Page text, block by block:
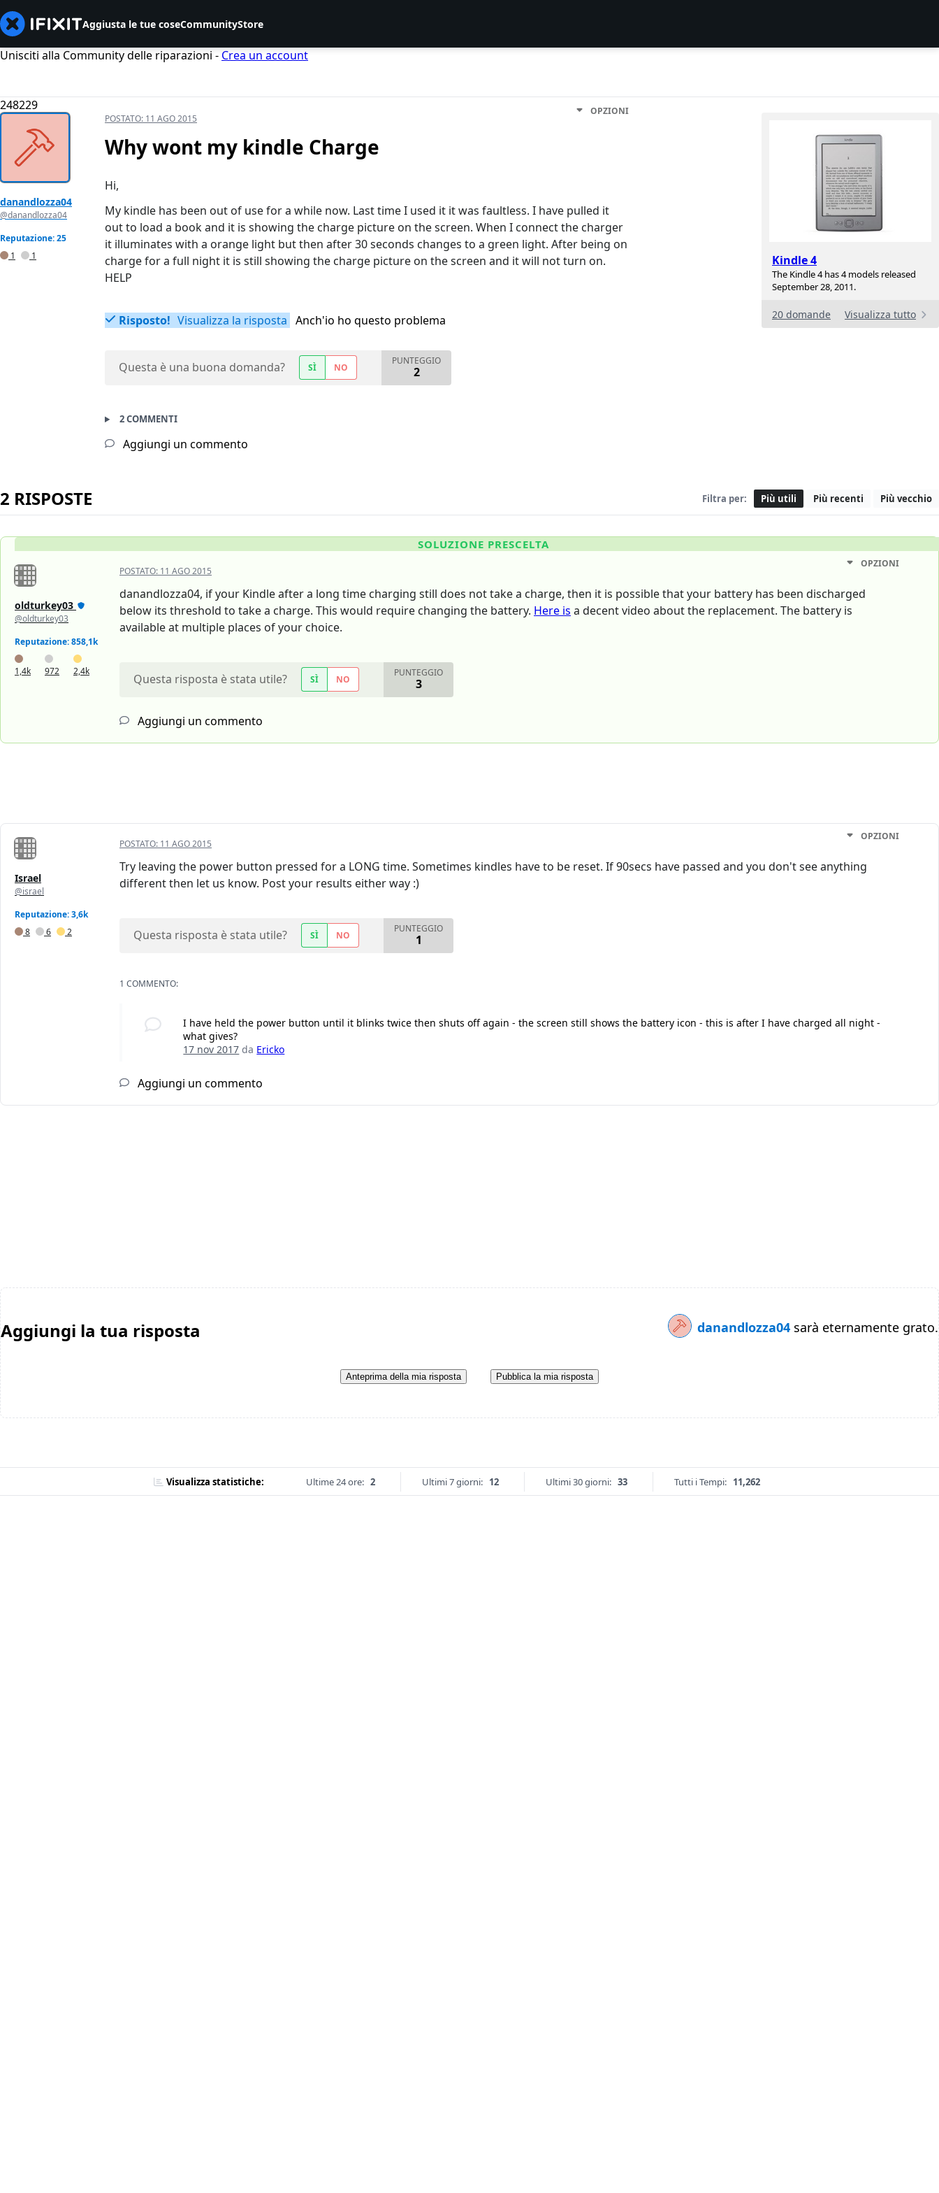
Aggiusta le tue coseCommunityStore
Unisciti alla Community delle riparazioni - Crea un account
248229
Kindle 4
The Kindle 4 has 4 models released
September 28, 2011.
20 domande Visualizza tutto
danandlozza04
@danandlozza04
Reputazione: 25
1
1
POSTATO: 11 AGO 2015
OPZIONI
Why wont my kindle Charge
Hi,
My kindle has been out of use for a while now. Last time I used it it was faultless. I have pulled it
out to load a book and it is showing the charge picture on the screen. When I connect the charger
it illuminates with a orange light but then after 30 seconds changes to a green light. After being on
charge for a full night it is still showing the charge picture on the screen and it will not turn on.
HELP
Risposto! Visualizza la risposta Anch'io ho questo problema
Questa è una buona domanda? SÌ NO
PUNTEGGIO
2
2 COMMENTI
Aggiungi un commento
2 RISPOSTE Filtra per: Più utili Più recenti Più vecchio
SOLUZIONE PRESCELTA
oldturkey03
@oldturkey03
Reputazione: 858,1k
1,4k 972 2,4k
POSTATO: 11 AGO 2015
OPZIONI
danandlozza04, if your Kindle after a long time charging still does not take a charge, then it is possible that your battery has been discharged
below its threshold to take a charge. This would require changing the battery. Here is a decent video about the replacement. The battery is
available at multiple places of your choice.
Questa risposta è stata utile? SÌ NO
PUNTEGGIO
3
Aggiungi un commento
Israel
@israel
Reputazione: 3,6k
8
6 2
POSTATO: 11 AGO 2015
OPZIONI
Try leaving the power button pressed for a LONG time. Sometimes kindles have to be reset. If 90secs have passed and you don't see anything
different then let us know. Post your results either way :)
Questa risposta è stata utile? SÌ NO
PUNTEGGIO
1
1 COMMENTO:
I have held the power button until it blinks twice then shuts off again - the screen still shows the battery icon - this is after I have charged all night -
what gives?
17 nov 2017 da Ericko
Aggiungi un commento
Aggiungi la tua risposta danandlozza04 sarà eternamente grato.
Anteprima della mia risposta Pubblica la mia risposta
Visualizza statistiche: Ultime 24 ore: 2 Ultimi 7 giorni: 12 Ultimi 30 giorni: 33 Tutti i Tempi: 11,262